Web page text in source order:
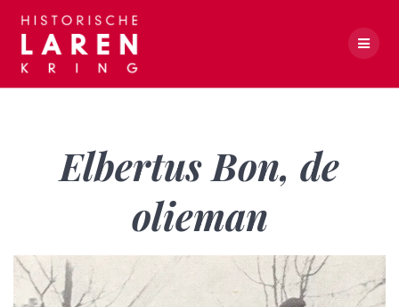
Elbertus Bon, de
olieman